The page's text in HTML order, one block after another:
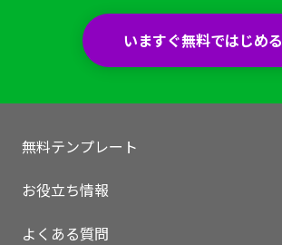
いますぐ無料ではじめる
無料テンプレート
お役立ち情報
よくある質問